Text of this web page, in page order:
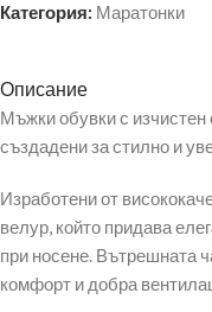
Категория: Маратонки
Описание
Мъжки обувки с
създадени за стилно и
Изработени от
велур, който придава
при носене. Вътрешната
комфорт и добра